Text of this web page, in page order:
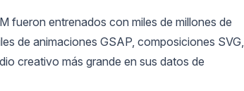
fueron entrenados con miles de millones de
de animaciones GSAP, composiciones SVG,
creativo más grande en sus datos de